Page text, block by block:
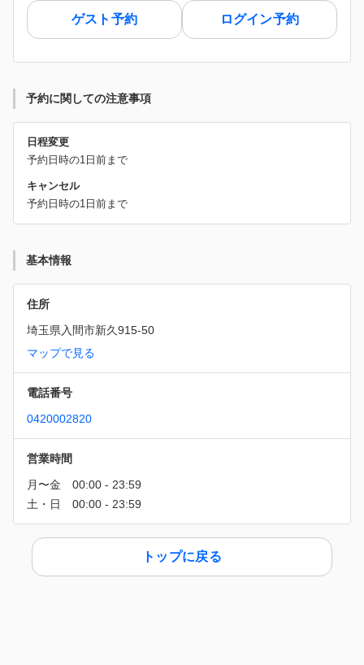
ゲスト予約 ログイン予約
予約に関しての注意事項
日程変更
予約日時の1日前まで
キャンセル
予約日時の1日前まで
基本情報
住所
埼玉県入間市新久915-50
マップで見る
電話番号
0420002820
営業時間
トップに戻る